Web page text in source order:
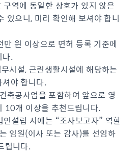
구역에 동일한 상호가 있지 않은
있으니, 미리 확인해 보셔야 합니
원 이상으로 면허 등록 기준에
다.
시설, 근린생활시설에 해당하는
야 합니다.
축공사업을 포함하여 앞으로 영
10개 이상을 추천드립니다.
설립 시에는 “조사보고자” 역할
임원(이사 또는 감사)를 선임하
립니다.